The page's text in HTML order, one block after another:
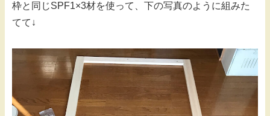
枠と同じSPF1×3材を使って、下の写真のように組みた
てて↓